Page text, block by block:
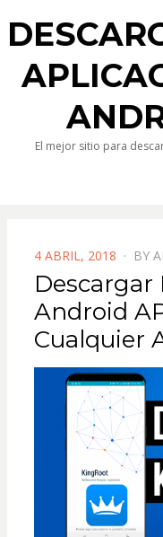
El mejor sitio para
POSTED
ON
4 ABRIL, 2018 BY
Descargar
Android
Cualquier